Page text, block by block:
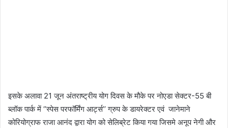
इसके अलावा 21 जून अंतराष्ट्रीय योग दिवस के मौके पर नोएडा सेक्टर-55 बी
ब्लॉक पार्क में ‘’स्पेस परफॉर्मिंग आर्ट्स’’ ग्रुप के डायरेक्टर एवं जानेमाने
कोरियोग्राफ राजा आनंद द्वारा योग को सेलिब्रेट किया गया जिसमे अनूप नेगी और